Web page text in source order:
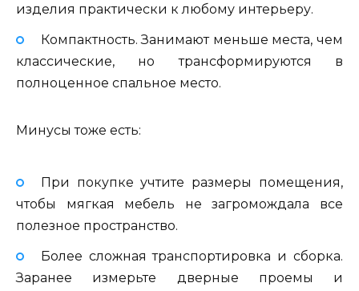
изделия практически к любому интерьеру.
Компактность. Занимают меньше места, чем
классические, но трансформируются в
полноценное спальное место.
Минусы тоже есть:
При покупке учтите размеры помещения,
чтобы мягкая мебель не загромождала все
полезное пространство.
Более сложная транспортировка и сборка.
Заранее измерьте дверные проемы и